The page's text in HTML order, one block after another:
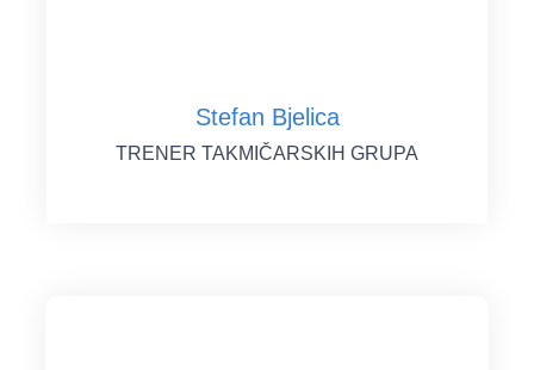
Stefan Bjelica
TRENER TAKMIČARSKIH GRUPA